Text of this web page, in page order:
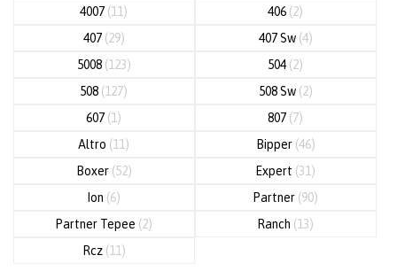
4007 (11) 406 (2)
407 (29) 407 Sw (4)
5008 (123) 504(2)
508 (127) 508 Sw (2)
607 (1) 807 (7)
Altro (11) Bipper (46)
Boxer (52) Expert (31)
Ion (6) Partner (90)
Partner Tepee (2) Ranch (13)
Rcz (11)